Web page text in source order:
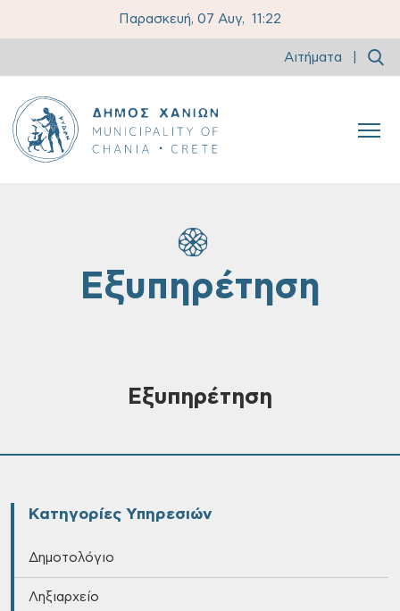
Παρασκευή, 07 Αυγ, 11:22
Αιτήματα
Εξυπηρέτηση
Εξυπηρέτηση
Κατηγορίες Υπηρεσιών
Δημοτολόγιο
Ληξιαρχείο